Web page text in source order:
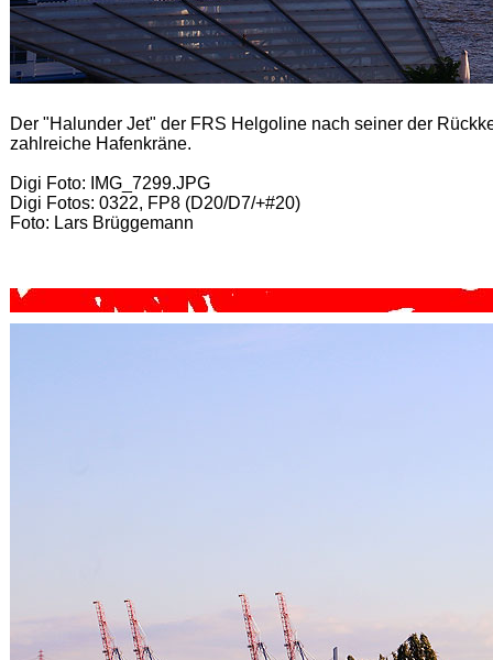
Der "Halunder Jet" der FRS Helgoline nach seiner der
zahlreiche Hafenkräne.
Digi Foto: IMG_7299.JPG
Digi Fotos: 0322, FP8 (D20/D7/+#20)
Foto: Lars Brüggemann